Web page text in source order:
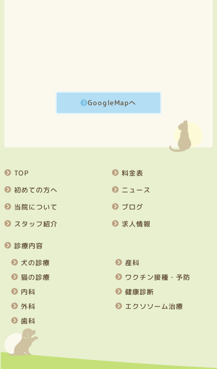
GoogleMapへ
TOP
初めての方へ
当院について
スタッフ紹介
料金表
ニュース
ブログ
求人情報
診療内容
犬の診療
猫の診療
内科
外科
歯科
産科
ワクチン接種・予防
健康診断
エクソソーム治療